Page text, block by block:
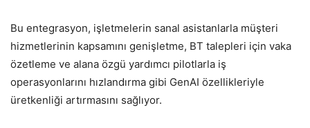
Bu entegrasyon, işletmelerin sanal asistanlarla müşteri
hizmetlerinin kapsamını genişletme, BT talepleri için vaka
özetleme ve alana özgü yardımcı pilotlarla iş
operasyonlarını hızlandırma gibi GenAI özellikleriyle
üretkenliği artırmasını sağlıyor.